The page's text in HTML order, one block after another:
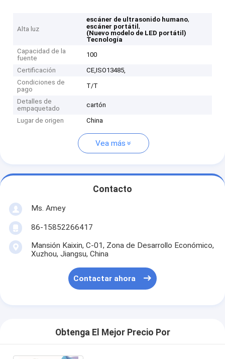
Alta luz
escáner de ultrasonido humano,
escáner portátil,
(Nuevo modelo de LED portátil)
Tecnología
Capacidad de la
fuente
100
Certificación
CE,ISO13485,
Condiciones de
pago
T/T
Detalles de
empaquetado
cartón
Lugar de origen China
Vea más
Contacto
Ms. Amey
86-15852266417
Mansión Kaixin, C-01, Zona de Desarrollo Económico,
Xuzhou, Jiangsu, China
Contactar ahora
Obtenga El Mejor Precio Por